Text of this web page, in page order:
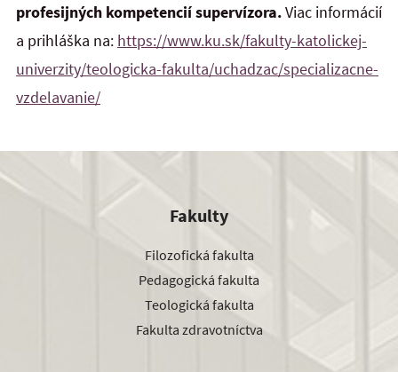
profesijných kompetencií supervízora.Viac informácií
a prihláška na: https://www.ku.sk/fakulty-katolickej-
univerzity/teologicka-fakulta/uchadzac/specializacne-
vzdelavanie/
Fakulty
Filozofická fakulta
Pedagogická fakulta
Teologická fakulta
Fakulta zdravotníctva